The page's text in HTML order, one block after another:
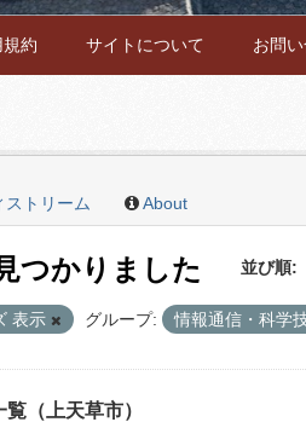
約 サイトについて お問
ストリーム About
並び順
つかりました
表示 グループ: 情報通信・科学
（上天草市）